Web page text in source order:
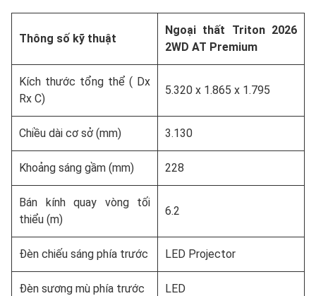
Thông số kỹ thuật
Ngoại thất Triton 2026
2WD AT Premium
Kích thước tổng thể ( Dx
Rx C)
5.320 x 1.865 x 1.795
Chiều dài cơ sở (mm) 3.130
Khoảng sáng gầm (mm) 228
Bán kính quay vòng tối
thiểu (m)
6.2
Đèn chiếu sáng phía trước LED Projector
Đèn sương mù phía trước LED